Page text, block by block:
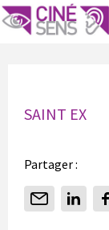
SAINT EX
Partager :